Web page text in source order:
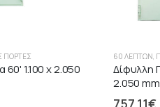
ΠΌΡΤΕΣ
1.100 x 2.050
60 ΛΕΠΤΏΝ,
Δίφυλλη
2.050 mm
757.11€